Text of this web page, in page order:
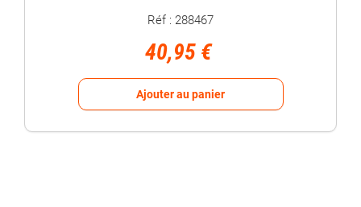
Réf : 288467
40,95 €
Ajouter au panier